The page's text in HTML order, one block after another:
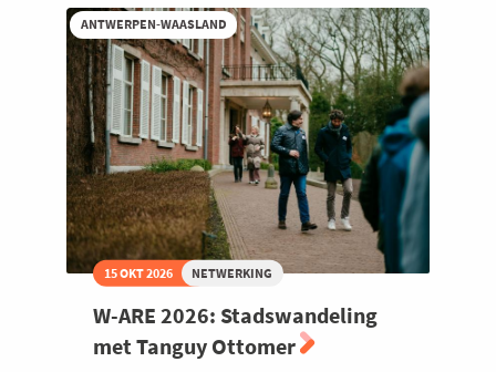
2026
(GRATIS)
ANTWERPEN-WAASLAND
15 OKT 2026 NETWERKING
W-ARE 2026: Stadswandeling
met Tanguy Ottomer